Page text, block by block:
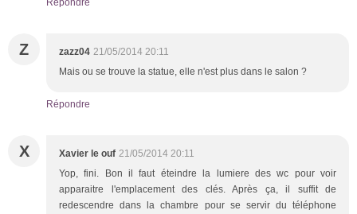
Z zazz04 21/05/2014 20:11
Mais ou se trouve la statue, elle n'est plus dans le salon ?
Répondre
X Xavier le ouf 21/05/2014 20:11
Yop, fini. Bon il faut éteindre la lumiere des wc pour voir
apparaitre l'emplacement des clés. Après ça, il suffit de
redescendre dans la chambre pour se servir du téléphone